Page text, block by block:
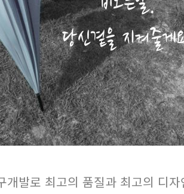
발로 최고의 품질과 최고의 디